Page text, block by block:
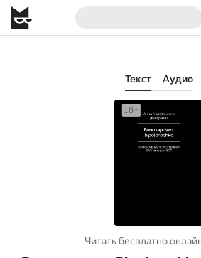
Текст Аудио
Читать бесплатно